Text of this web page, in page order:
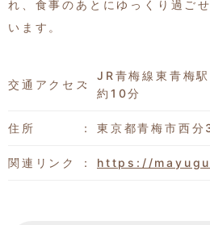
れ、食事のあとにゆっくり過ご
います。
交通アクセス
JR青梅線東青梅
約10分
住所 東京都青梅市西
関連リンク https://